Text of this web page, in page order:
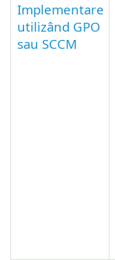
Implementare
utilizând GPO
sau SCCM